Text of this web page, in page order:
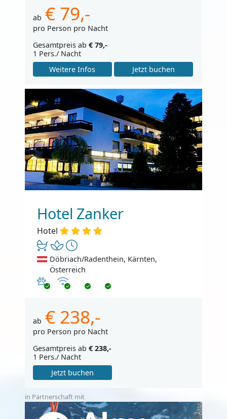
ab € 79,-
pro Person pro Nacht
Gesamtpreis ab € 79,-
1 Pers./ Nacht
Weitere Infos
Jetzt buchen
Hotel Zanker
Hotel
Döbriach/Radenthein, Kärnten,
Österreich
Haustiere erlaubt
Internet
ab € 238,-
pro Person pro Nacht
Gesamtpreis ab € 238,-
1 Pers./ Nacht
Jetzt buchen
in Partnerschaft mit